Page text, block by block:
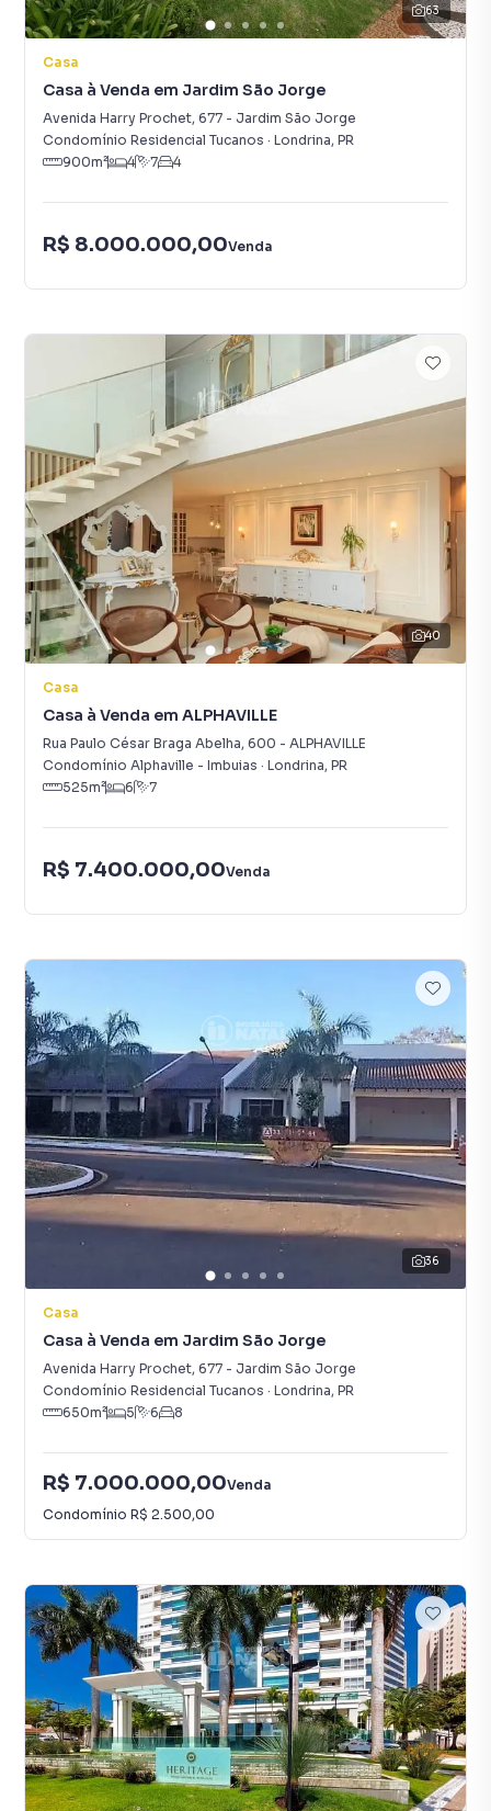
63
Casa
Casa à Venda em Jardim São Jorge
Avenida Harry Prochet, 677 - Jardim São Jorge
Condomínio Residencial Tucanos · Londrina, PR
900m² 4 7 4
R$ 8.000.000,00Venda
40
Casa
Casa à Venda em ALPHAVILLE
Rua Paulo César Braga Abelha, 600 - ALPHAVILLE
Condomínio Alphaville - Imbuias · Londrina, PR
525m² 6 7
R$ 7.400.000,00Venda
36
Casa
Casa à Venda em Jardim São Jorge
Avenida Harry Prochet, 677 - Jardim São Jorge
Condomínio Residencial Tucanos · Londrina, PR
650m² 5 6 8
R$ 7.000.000,00Venda
Condomínio R$ 2.500,00